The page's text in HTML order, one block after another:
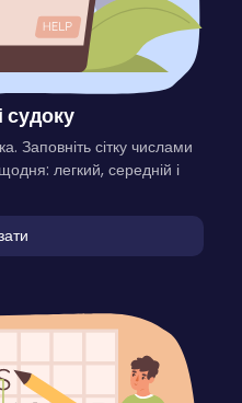
Заповніть сітку числами
легкий, середній і